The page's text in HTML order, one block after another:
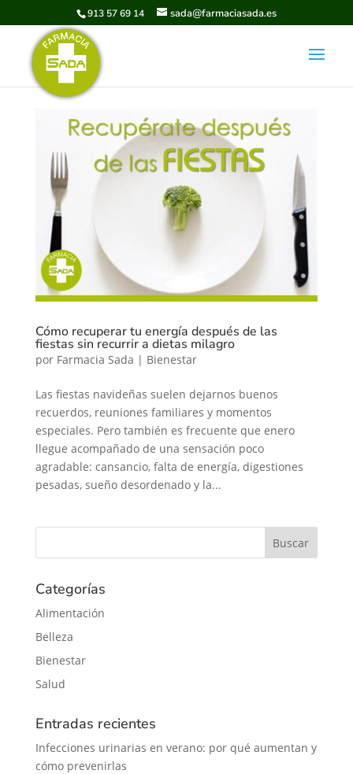
913 57 69 14 sada@farmaciasada.es
Cómo recuperar tu energía después de las
fiestas sin recurrir a dietas milagro
por Farmacia Sada | Bienestar
Las fiestas navideñas suelen dejarnos buenos
recuerdos, reuniones familiares y momentos
especiales. Pero también es frecuente que enero
llegue acompañado de una sensación poco
agradable: cansancio, falta de energía, digestiones
pesadas, sueño desordenado y la...
Categorías
Alimentación
Belleza
Bienestar
Salud
Entradas recientes
Infecciones urinarias en verano: por qué aumentan y
cómo prevenirlas